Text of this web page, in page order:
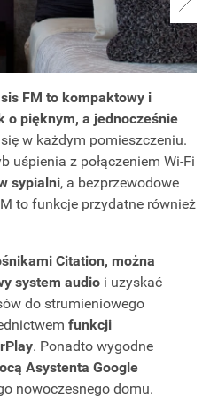
FM to kompaktowy i
o pięknym, a jednocześnie
w każdym pomieszczeniu.
uśpienia z połączeniem Wi-Fi
sypialni, a bezprzewodowe
to funkcje przydatne również
Citation, można
system audio i uzyskać
do strumieniowego
funkcji
. Ponadto wygodne
Asystenta Google
nowoczesnego domu.